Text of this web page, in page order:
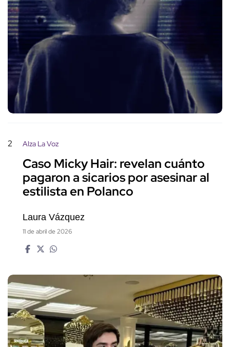
2 Alza La Voz
Caso Micky Hair: revelan cuánto
pagaron a sicarios por asesinar al
estilista en Polanco
Laura Vázquez
11 de abril de 2026